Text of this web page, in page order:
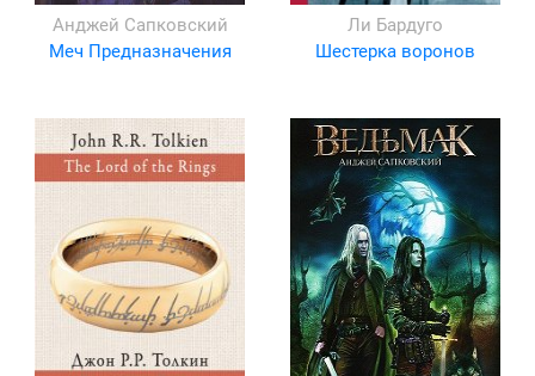
Анджей Сапковский
Меч Предназначения
Ли Бардуго
Шестерка воронов